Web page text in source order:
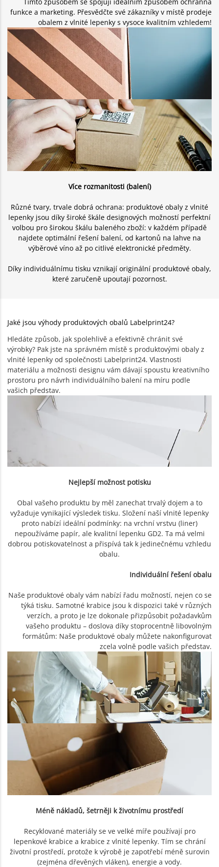
Tímto způsobem se spojují ideálním způsobem ochranná
funkce a marketing. Přesvědčte své zákazníky v místě prodeje
obalem z vlnité lepenky s vysoce kvalitním vzhledem!
Více rozmanitosti (balení)
Různé tvary, trvale dobrá ochrana: produktové obaly z vlnité
lepenky jsou díky široké škále designových možností perfektní
volbou pro širokou škálu baleného zboží: v každém případě
najdete optimální řešení balení, od kartonů na lahve na
výběrové víno až po citlivé elektronické předměty.
Díky individuálnímu tisku vznikají originální produktové obaly,
které zaručeně upoutají pozornost.
Jaké jsou výhody produktových obalů Labelprint24?
Hledáte způsob, jak spolehlivě a efektivně chránit své
výrobky? Pak jste na správném místě s produktovými obaly z
vlnité lepenky od společnosti Labelprint24. Vlastnosti
materiálu a možnosti designu vám dávají spoustu kreativního
prostoru pro návrh individuálního balení na míru podle
vašich představ.
Nejlepší možnost potisku
Obal vašeho produktu by měl zanechat trvalý dojem a to
vyžaduje vynikající výsledek tisku. Složení naší vlnité lepenky
proto nabízí ideální podmínky: na vrchní vrstvu (liner)
nepoužíváme papír, ale kvalitní lepenku GD2. Ta má velmi
dobrou potiskovatelnost a přispívá tak k jedinečnému vzhledu
obalu.
Individuální řešení obalu
Naše produktové obaly vám nabízí řadu možností, nejen co se
týká tisku. Samotné krabice jsou k dispozici také v různých
verzích, a proto je lze dokonale přizpůsobit požadavkům
vašeho produktu – doslova díky stoprocentně libovolným
formátům: Naše produktové obaly můžete nakonfigurovat
zcela volně podle vašich představ.
Méně nákladů, šetrněji k životnímu prostředí
Recyklované materiály se ve velké míře používají pro
lepenkové krabice a krabice z vlnité lepenky. Tím se chrání
životní prostředí, protože k výrobě je zapotřebí méně surovin
(zejména dřevěných vláken), energie a vody.